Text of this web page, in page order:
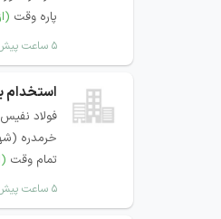
پاره وقت (از ۲۰ الی
۵ ساعت پیش
استخدام
فولاد نفیس
خرمدره
تمام وقت (از ۳۰
۵ ساعت پیش